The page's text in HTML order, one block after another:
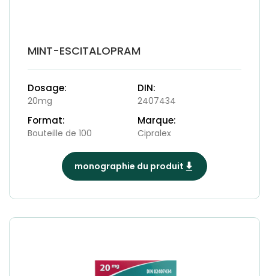
MINT-ESCITALOPRAM
Dosage:
20mg
DIN:
2407434
Format:
Bouteille de 100
Marque:
Cipralex
monographie du produit